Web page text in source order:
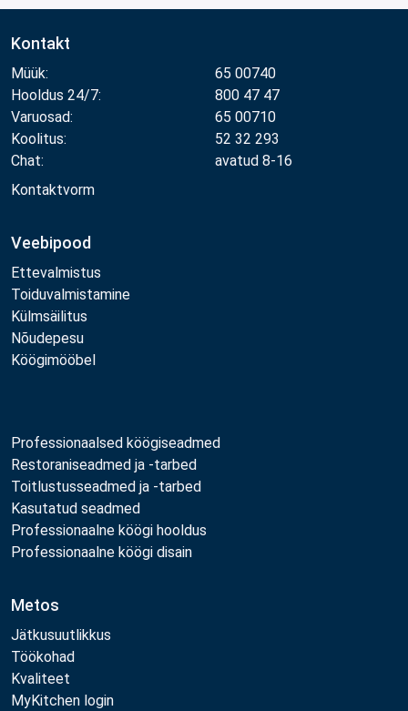
Kontakt
Müük:
65 00740
Hooldus 24/7:
800 47 47
Varuosad:
65 00710
Koolitus:
52 32 293
Chat:
avatud 8-16
Kontaktvorm
Veebipood
Ettevalmistus
Toiduvalmistamine
Külmsäilitus
Nõudepesu
Köögimööbel
Professionaalsed köögiseadmed
Restoraniseadmed ja -tarbed
Toitlustusseadmed ja -tarbed
Kasutatud seadmed
Professionaalne köögi hooldus
Professionaalne köögi disain
Metos
Jätkusuutlikkus
Töökohad
Kvaliteet
MyKitchen login